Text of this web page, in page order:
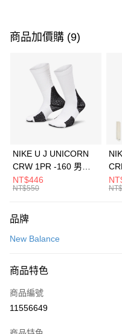
信用卡一次付款
3 期 0 利率 每期
合作金庫商業銀行
華南商業銀行
上海商業儲蓄銀行
元大商業銀行
台灣樂天信用卡公司
Apple Pay
全盈+PAY
AFTEE先享後付
【關於「AFTEE先享後付」】
便利好安心！
３．安心：先確認商品／服務後，
【「AFTEE先享後付」結帳流程】
１．於結帳方式選擇「AFTEE先
２．訂單成立數日內，您將收到
運送方式
每筆NT$100，滿NT$1,500(
宅配
每筆NT$100，滿NT$1,500(
商品加價購 (9)
NIKE U J UNICORN
CRW 1PR -160 男女
中統襪 FZ3393100
NT$446
NT$550
品牌
New Balance
商品特色
商品編號
11556649